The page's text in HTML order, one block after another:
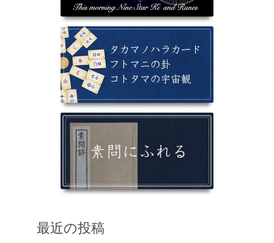
最近の投稿